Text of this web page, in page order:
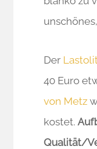
Der
40 Euro
von Metz
kostet.
Qualität/